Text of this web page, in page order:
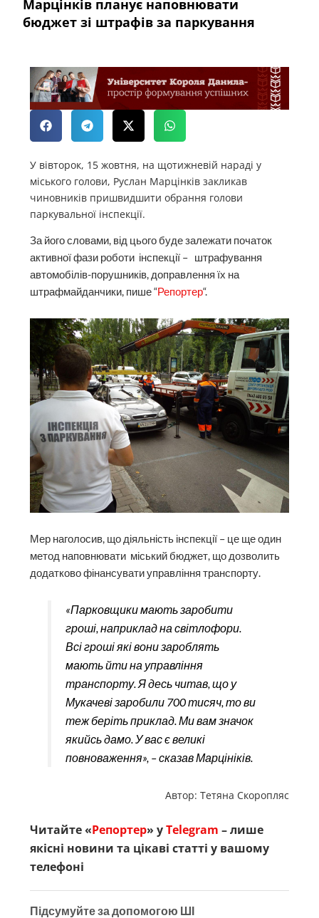
Марцінків планує наповнювати
бюджет зі штрафів за паркування
У вівторок, 15 жовтня, на щотижневій нараді у
міського голови, Руслан Марцінків закликав
чиновників пришвидшити обрання голови
паркувальної інспекції.
За його словами, від цього буде залежати початок
активної фази роботи інспекції – штрафування
автомобілів-порушників, доправлення їх на
штрафмайданчики, пише “Репортер“.
Мер наголосив, що діяльність інспекції – це ще один
метод наповнювати міський бюджет, що дозволить
додатково фінансувати управління транспорту.
«Парковщики мають заробити
гроші, наприклад на світлофори.
Всі гроші які вони зароблять
мають йти на управління
транспорту. Я десь читав, що у
Мукачеві заробили 700 тисяч, то ви
теж беріть приклад. Ми вам значок
якийсь дамо. У вас є великі
повноваження», – сказав Марцініків.
Автор: Тетяна Скоропляс
Читайте «Репортер» уTelegram – лише
якісні новини та цікаві статті у вашому
телефоні
Підсумуйте за допомогою ШІ